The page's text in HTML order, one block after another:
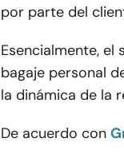
por parte del
Esencialmente,
bagaje personal
la dinámica de la
De acuerdo con